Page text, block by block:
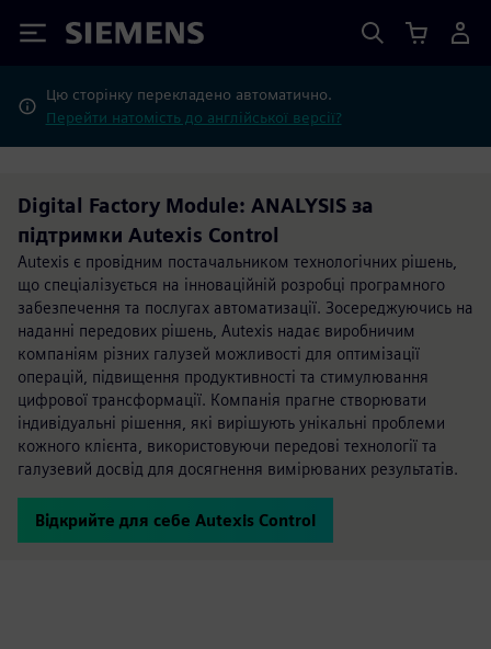
Siemens
Цю сторінку перекладено автоматично.
Перейти натомість до англійської версії?
Digital Factory Module: ANALYSIS за
підтримки Autexis Control
Autexis є провідним постачальником технологічних рішень,
що спеціалізується на інноваційній розробці програмного
забезпечення та послугах автоматизації. Зосереджуючись на
наданні передових рішень, Autexis надає виробничим
компаніям різних галузей можливості для оптимізації
операцій, підвищення продуктивності та стимулювання
цифрової трансформації. Компанія прагне створювати
індивідуальні рішення, які вирішують унікальні проблеми
кожного клієнта, використовуючи передові технології та
галузевий досвід для досягнення вимірюваних результатів.
Відкрийте для себе Autexis Control